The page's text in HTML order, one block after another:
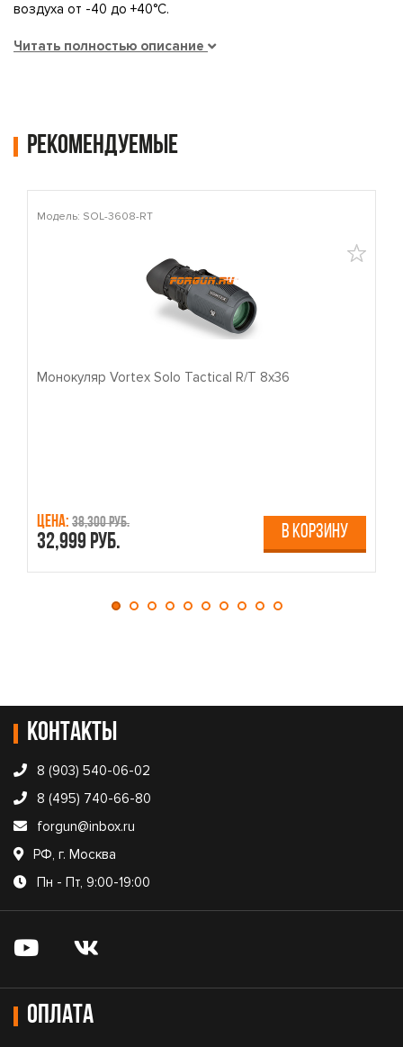
воздуха от -40 до +40°С.
Читать полностью описание
Рекомендуемые
Модель: SOL-3608-RT
Монокуляр Vortex Solo Tactical R/T 8x36
Цена: 38,300 руб.
32,999 руб. В КОРЗИНУ
Контакты
8 (903) 540-06-02
8 (495) 740-66-80
forgun@inbox.ru
РФ, г. Москва
Пн - Пт, 9:00-19:00
Оплата